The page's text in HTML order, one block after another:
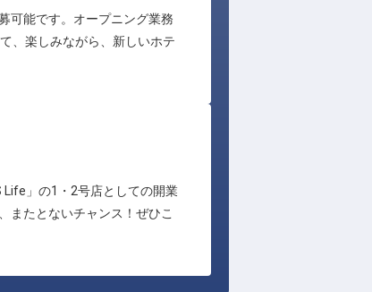
可能です。オープニング業務
、楽しみながら、新しいホテ
Life」の1・2号店としての開業
またとないチャンス！ぜひこ